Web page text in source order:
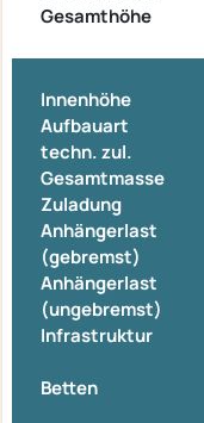
Gesamthöhe
Innenhöhe
Aufbauart
techn. zul.
Gesamtmasse
Zuladung
Anhängerlast
(gebremst)
Anhängerlast
(ungebremst)
Infrastruktur
Betten